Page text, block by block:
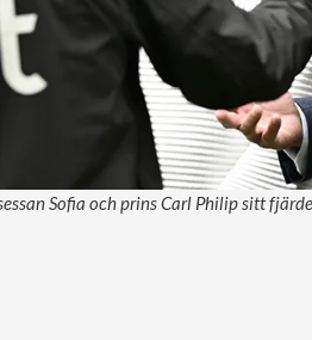
Sofia och prins Carl Philip sitt